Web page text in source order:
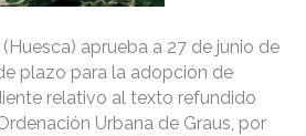
aprueba a 27 de junio de
plazo para la adopción de
relativo al texto refundido
Urbana de Graus, por